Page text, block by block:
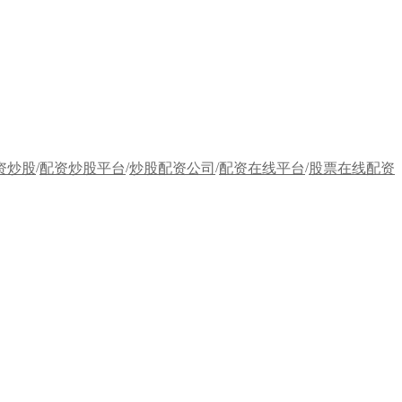
股票在线配资
/
配资在线平台
/
炒股配资公司
/
配资炒股平台
/
炒股